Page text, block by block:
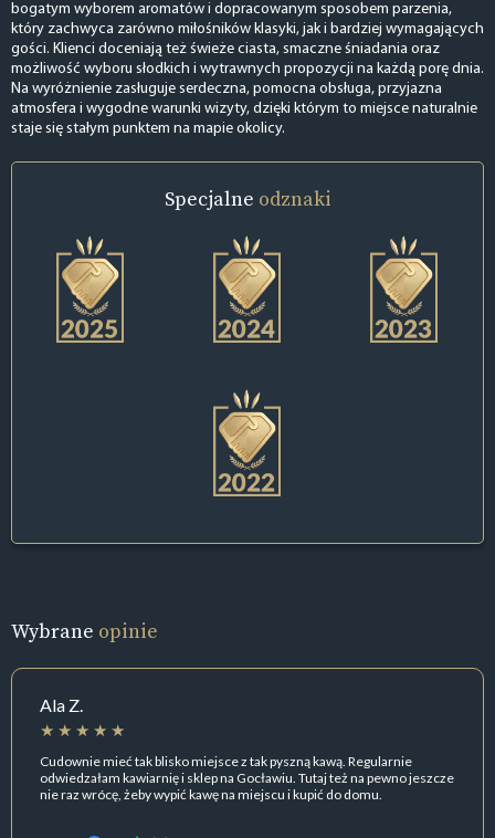
bogatym wyborem aromatów i dopracowanym sposobem parzenia,
który zachwyca zarówno miłośników klasyki, jak i bardziej wymagających
gości. Klienci doceniają też świeże ciasta, smaczne śniadania oraz
możliwość wyboru słodkich i wytrawnych propozycji na każdą porę dnia.
Na wyróżnienie zasługuje serdeczna, pomocna obsługa, przyjazna
atmosfera i wygodne warunki wizyty, dzięki którym to miejsce naturalnie
staje się stałym punktem na mapie okolicy.
Specjalne odznaki
Wybrane opinie
Ala Z.
Cudownie mieć tak blisko miejsce z tak pyszną kawą. Regularnie
odwiedzałam kawiarnię i sklep na Gocławiu. Tutaj też na pewno jeszcze
nie raz wrócę, żeby wypić kawę na miejscu i kupić do domu.